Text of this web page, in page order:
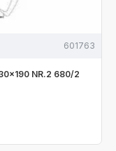
601763
NR.2 680/2